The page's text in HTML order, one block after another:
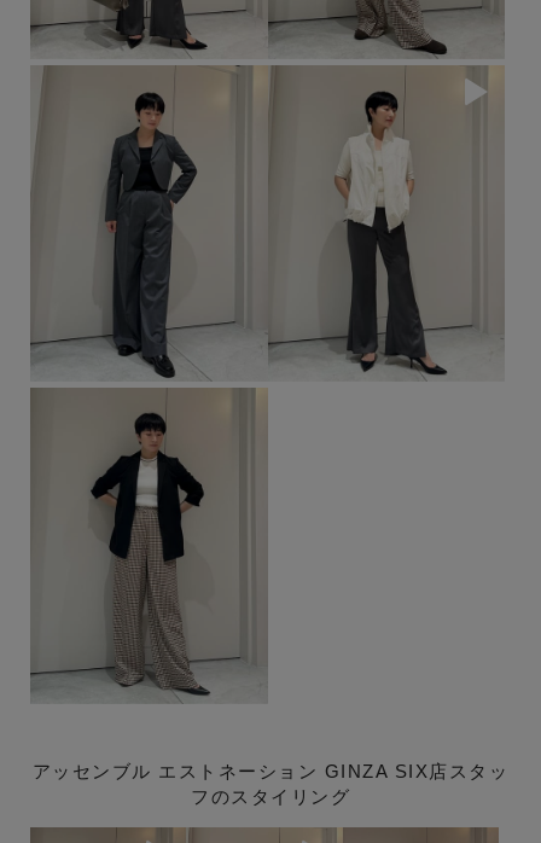
アッセンブル エストネーション GINZA SIX店スタッ
フのスタイリング